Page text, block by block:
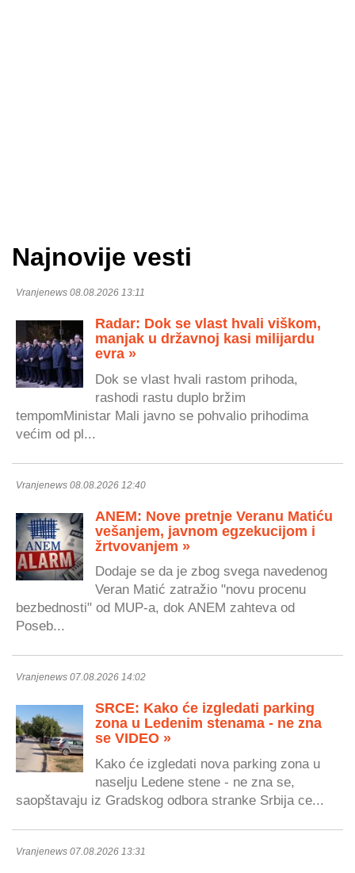
Najnovije vesti
Vranjenews 08.08.2026 13:11
Radar: Dok se vlast hvali viškom,
manjak u državnoj kasi milijardu
evra »
Dok se vlast hvali rastom prihoda,
rashodi rastu duplo bržim
tempomMinistar Mali javno se pohvalio prihodima
većim od pl...
Vranjenews 08.08.2026 12:40
ANEM: Nove pretnje Veranu Matiću
vešanjem, javnom egzekucijom i
žrtvovanjem »
Dodaje se da je zbog svega navedenog
Veran Matić zatražio "novu procenu
bezbednosti" od MUP-a, dok ANEM zahteva od
Poseb...
Vranjenews 07.08.2026 14:02
SRCE: Kako će izgledati parking
zona u Ledenim stenama - ne zna
se VIDEO »
Kako će izgledati nova parking zona u
naselju Ledene stene - ne zna se,
saopštavaju iz Gradskog odbora stranke Srbija ce...
Vranjenews 07.08.2026 13:31